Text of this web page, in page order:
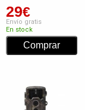
29€
Envío gratis
En stock